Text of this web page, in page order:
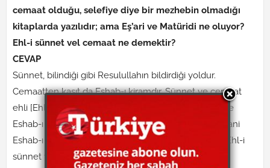
cemaat olduğu, selefiye diye bir mezhebin olmadığı
kitaplarda yazılıdır; ama Eş’ari ve Matüridi ne oluyor?
Ehl-i sünnet vel cemaat ne demektir?
CEVAP
Sünnet, bilindiği gibi Resulullahın bildirdiği yoldur.
Cemaatten kasıt da Eshab-ı kiramdır. Sünnet ve cemaat
ehli [Ehl-i sünnet vel cemaat] demek, Resulullahın ve
Eshab-ı kiramın gittikleri, itikattaki tek yol demektir. Yani
Eshab-ı kiramdan bugüne kadar, tek kurtuluş fırkası Ehl-i
sünnet vel cemaat fırkasıdır.